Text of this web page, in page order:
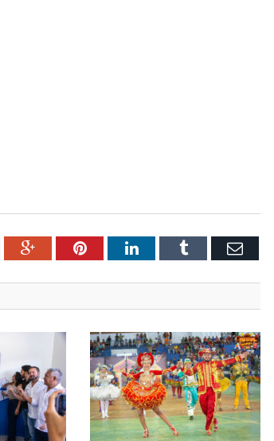
Google+PinterestLinkedInTumblr Email